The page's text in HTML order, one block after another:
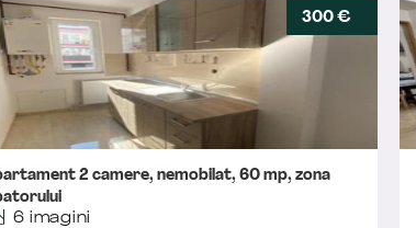
300 €
2 camere, nemobilat, 60 mp, zona
6 imagini